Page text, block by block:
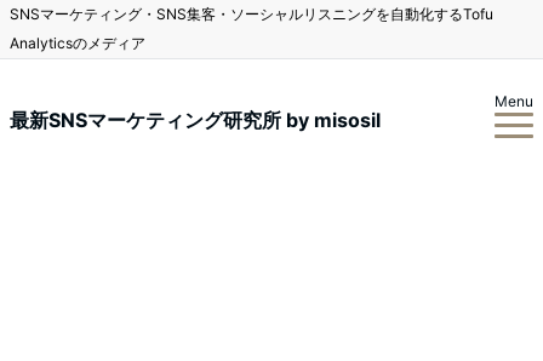
SNSマーケティング・SNS集客・ソーシャルリスニングを自動化するTofu
Analyticsのメディア
最新SNSマーケティング研究所 by misosil
Menu